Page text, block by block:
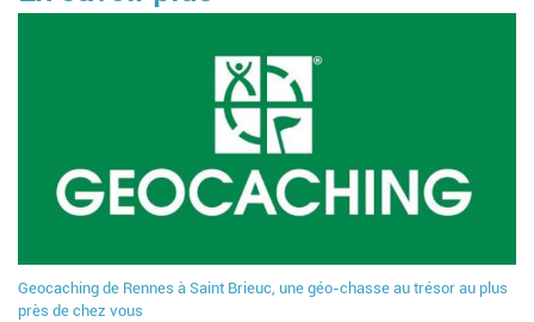
Geocaching de Rennes à Saint Brieuc, une géo-chasse au trésor au plus
près de chez vous